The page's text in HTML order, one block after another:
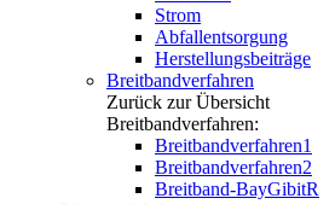
Strom
Abfallentsorgung
Herstellungsbeiträge
Breitbandverfahren
Zurück zur Übersicht
Breitbandverfahren:
Breitbandverfahren1
Breitbandverfahren2
Breitband-BayGibitR